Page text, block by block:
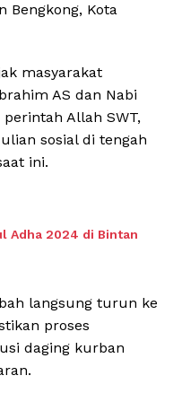
Bengkong, Kota
masyarakat
AS dan Nabi
Allah SWT,
sosial di tengah
ini.
Adha 2024 di Bintan
langsung turun ke
proses
daging kurban